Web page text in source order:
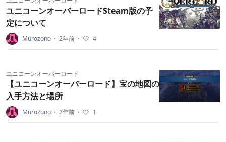
ユニコーンオーバーロードSteam版の予
定について
Murozono ・ 2年前 ・ 4
ユニコーンオーバーロード
【ユニコーンオーバーロード】宝の地図の
入手方法と場所
Murozono ・ 2年前 ・ 1